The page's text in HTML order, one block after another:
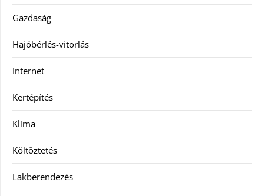
Gazdaság
Hajóbérlés-vitorlás
Internet
Kertépítés
Klíma
Költöztetés
Lakberendezés